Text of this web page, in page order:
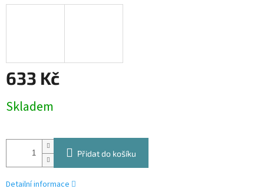
633 Kč
cena:
Skladem
Přidat do košíku
Detailní informace